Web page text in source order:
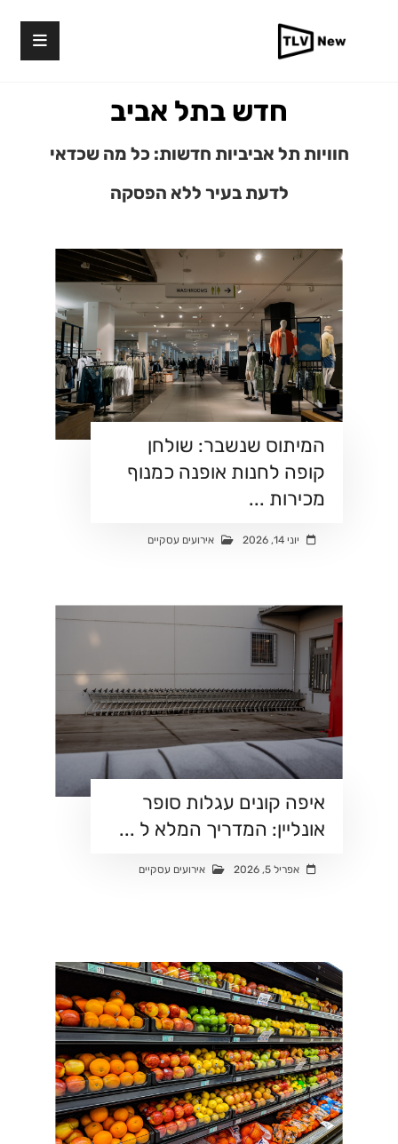
חדש בתל אביב
חוויות תל אביביות חדשות: כל מה שכדאי
לדעת בעיר ללא הפסקה
המיתוס שנשבר: שולחן
קופה לחנות אופנה כמנוף
מכירות ...
יוני 14, 2026 אירועים עסקיים
איפה קונים עגלות סופר
אונליין: המדריך המלא ל ...
אפריל 5, 2026 אירועים עסקיים